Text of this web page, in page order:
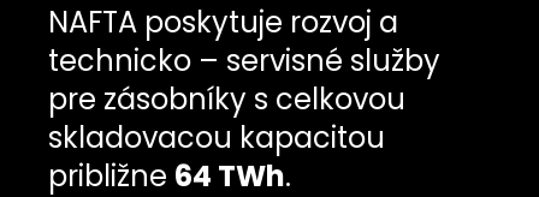
NAFTA poskytuje rozvoj a
technicko – servisné služby
pre zásobníky s celkovou
skladovacou kapacitou
približne 64 TWh.